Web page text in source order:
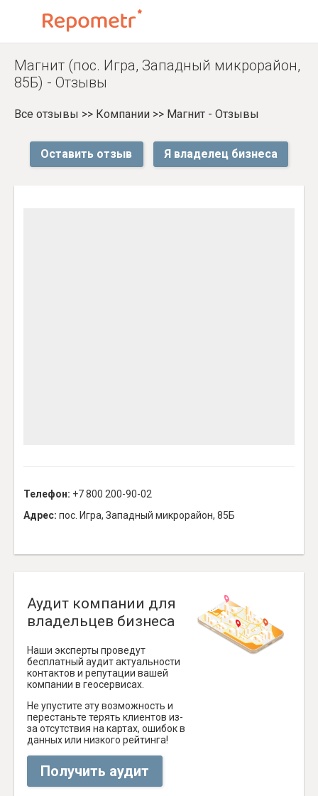
Магнит (пос. Игра, Западный микрорайон,
85Б) - Отзывы
Все отзывы >> Компании >> Магнит - Отзывы
Оставить отзыв Я владелец бизнеса
Телефон: +7 800 200-90-02
Адрес: пос. Игра, Западный микрорайон, 85Б
Аудит компании для
владельцев бизнеса
Наши эксперты проведут
бесплатный аудит актуальности
контактов и репутации вашей
компании в геосервисах.
Не упустите эту возможность и
перестаньте терять клиентов из-
за отсутствия на картах, ошибок в
данных или низкого рейтинга!
Получить аудит